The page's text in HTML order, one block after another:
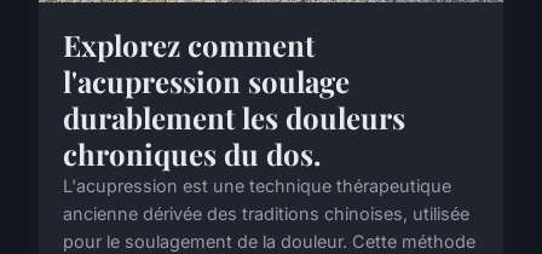
Explorez comment
l'acupression soulage
durablement les douleurs
chroniques du dos.
L'acupression est une technique thérapeutique
ancienne dérivée des traditions chinoises, utilisée
pour le soulagement de la douleur. Cette méthode